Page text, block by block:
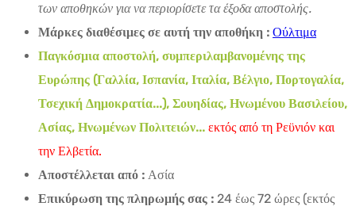
των αποθηκών για να περιορίσετε τα έξοδα αποστολής.
Μάρκες διαθέσιμες σε αυτή την αποθήκη : Ούλτιμα
Παγκόσμια αποστολή, συμπεριλαμβανομένης της
Ευρώπης (Γαλλία, Ισπανία, Ιταλία, Βέλγιο, Πορτογαλία,
Τσεχική Δημοκρατία...), Σουηδίας, Ηνωμένου Βασιλείου,
Ασίας, Ηνωμένων Πολιτειών... εκτός από τη Ρεϋνιόν και
την Ελβετία.
Αποστέλλεται από : Ασία
Επικύρωση της πληρωμής σας : 24 έως 72 ώρες (εκτός